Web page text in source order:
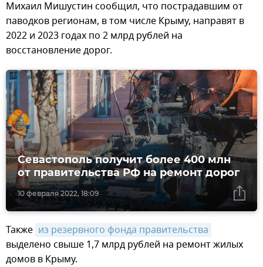
Михаил Мишустин сообщил, что пострадавшим от
паводков регионам, в том числе Крыму, направят в
2022 и 2023 годах по 2 млрд рублей на
восстановление дорог.
10 февраля 2022, 18:09
Севастополь получит более 400 млн
от правительства РФ на ремонт дорог
Также из резервного фонда правительства
выделено свыше 1,7 млрд рублей на ремонт жилых
домов в Крыму.